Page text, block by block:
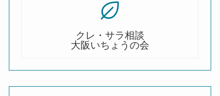
クレ・サラ相談
大阪いちょうの会